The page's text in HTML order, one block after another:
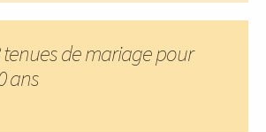
tenues de mariage pour
ans